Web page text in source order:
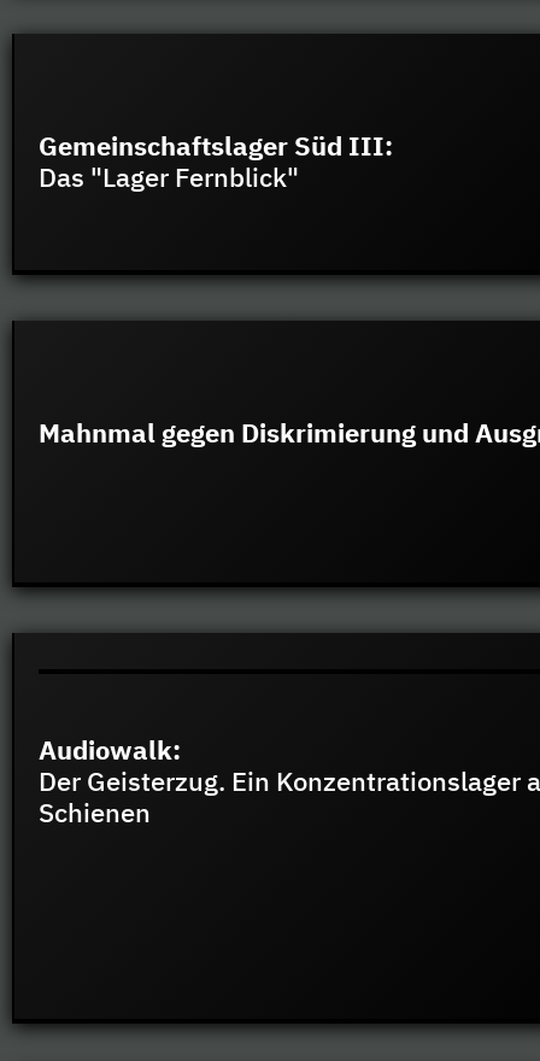
Gemeinschaftslager Süd III:
Das "Lager Fernblick"
Mahnmal gegen Diskrimierung und
Audiowalk:
Der Geisterzug. Ein Konzentrationslager
Schienen